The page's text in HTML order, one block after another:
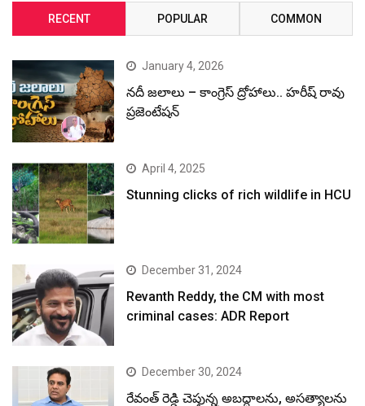
RECENT POPULAR COMMON
January 4, 2026
నదీ జలాలు – కాంగ్రెస్ ద్రోహాలు.. హరీష్ రావు
ప్రజెంటేషన్
April 4, 2025
Stunning clicks of rich wildlife in HCU
December 31, 2024
Revanth Reddy, the CM with most
criminal cases: ADR Report
December 30, 2024
రేవంత్ రెడ్డి చెప్తున్న అబద్ధాలను, అసత్యాలను